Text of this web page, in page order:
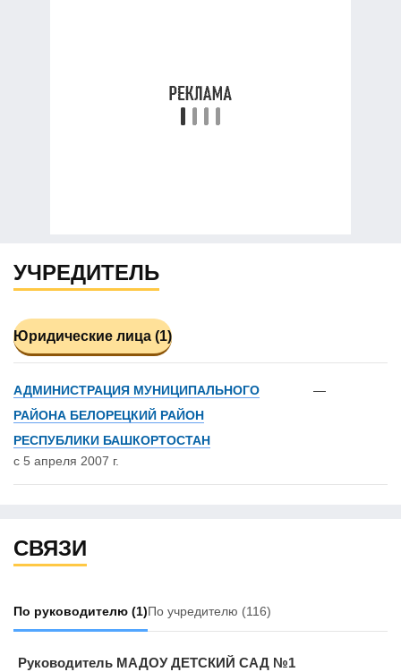
УЧРЕДИТЕЛЬ
Юридические лица (1)
АДМИНИСТРАЦИЯ МУНИЦИПАЛЬНОГО
РАЙОНА БЕЛОРЕЦКИЙ РАЙОН
РЕСПУБЛИКИ БАШКОРТОСТАН
с 5 апреля 2007 г.
—
СВЯЗИ
По руководителю (1)По учредителю (116)
Руководитель МАДОУ ДЕТСКИЙ САД №1